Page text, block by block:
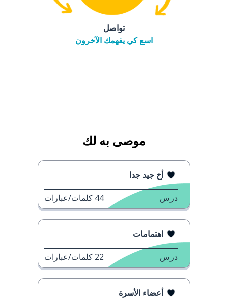
تواصل
اسع كي يفهمك الآخرون
موصى به لك
أخ جيد جدا
درس 44 كلمات/عبارات
اهتمامات
درس 22 كلمات/عبارات
أعضاء الأسرة